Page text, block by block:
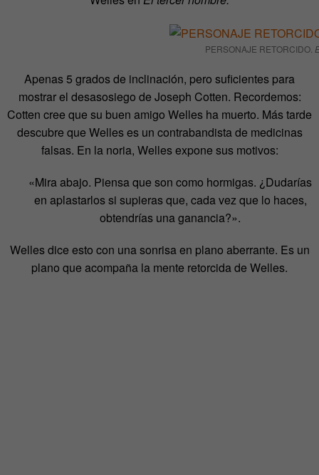
PERSONAJE RETORCIDO.
Apenas 5 grados de inclinación, pero suficientes para
mostrar el desasosiego de Joseph Cotten. Recordemos:
Cotten cree que su buen amigo Welles ha muerto. Más tarde
descubre que Welles es un contrabandista de medicinas
falsas. En la noria, Welles expone sus motivos:
«Mira abajo. Piensa que son como hormigas. ¿Dudarías
en aplastarlos si supieras que, cada vez que lo haces,
obtendrías una ganancia?».
Welles dice esto con una sonrisa en plano aberrante. Es un
plano que acompaña la mente retorcida de Welles.